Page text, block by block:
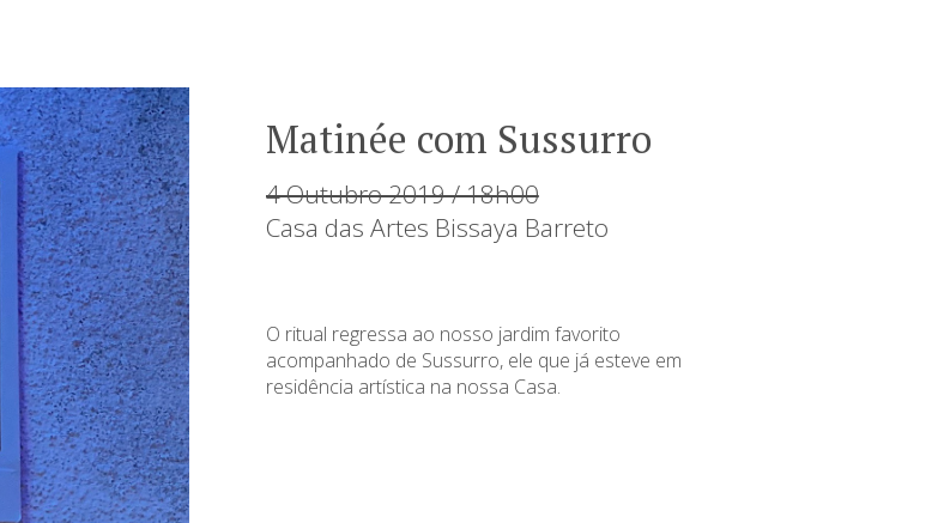
Matinée com Sussurro
4 Outubro 2019 / 18h00
Casa das Artes Bissaya Barreto
O ritual regressa ao nosso jardim favorito
acompanhado de Sussurro, ele que já esteve em
residência artística na nossa Casa.